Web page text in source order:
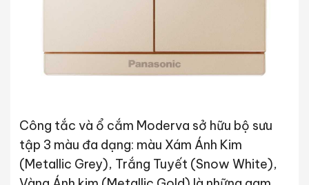
Công tắc và ổ cắm Moderva sở hữu bộ sưu
tập 3 màu đa dạng: màu Xám Ánh Kim
(Metallic Grey), Trắng Tuyết (Snow White),